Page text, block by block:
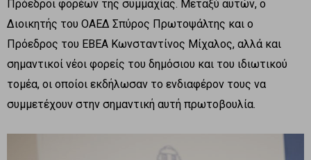
Πρόεδροι φορέων της συμμαχίας. Μεταξύ αυτών, ο
Διοικητής του ΟΑΕΔ Σπύρος Πρωτοψάλτης και ο
Πρόεδρος του ΕΒΕΑ Κωνσταντίνος Μίχαλος, αλλά και
σημαντικοί νέοι φορείς του δημόσιου και του ιδιωτικού
τομέα, οι οποίοι εκδήλωσαν το ενδιαφέρον τους να
συμμετέχουν στην σημαντική αυτή πρωτοβουλία.